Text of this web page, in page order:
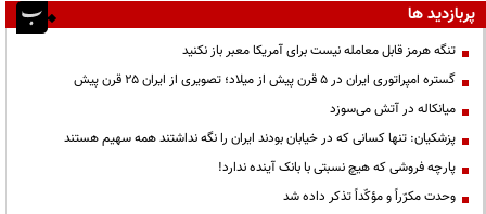
پربازدید ها
تنگه هرمز قابل معامله نیست برای آمریکا معبر باز نکنید
گستره امپراتوری ایران در ۵ قرن پیش از میلاد؛ تصویری از ایران ۲۵ قرن پیش
میانکاله در آتش می‌سوزد
پزشکیان: تنها کسانی که در خیابان بودند ایران را نگه نداشتند همه سهیم هستند
پارچه فروشی که هیچ نسبتی با بانک آینده ندارد!
وحدت مکرّراً و مؤکّداً تذکر داده شد